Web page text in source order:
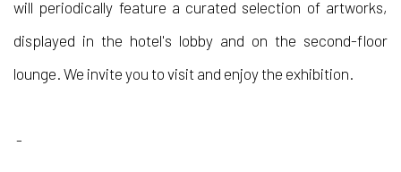
will periodically feature a curated selection of artworks,
displayed in the hotel's lobby and on the second-floor
lounge. We invite you to visit and enjoy the exhibition.
-